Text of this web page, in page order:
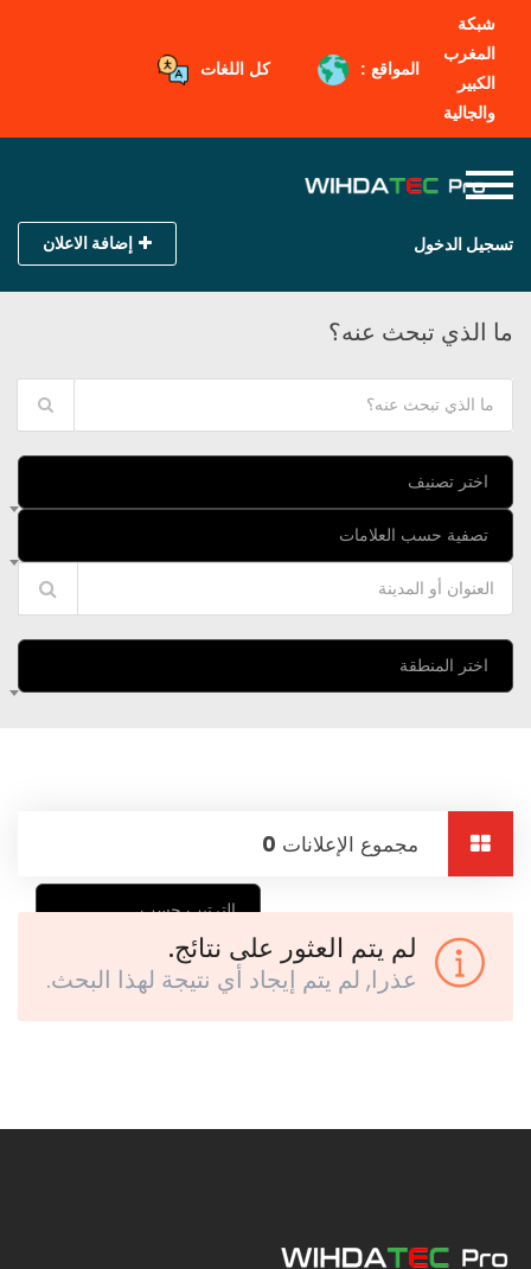
شبكة
المغرب
الكبير
والجالية
المواقع : كل اللغات
تسجيل الدخول إضافة الاعلان
ما الذي تبحث عنه؟
اختر تصنيف
تصفية حسب العلامات
اختر المنطقة
مجموع الإعلانات 0
الترتيب حسب
لم يتم العثور على نتائج.
عذرا, لم يتم إيجاد أي نتيجة لهذا البحث.